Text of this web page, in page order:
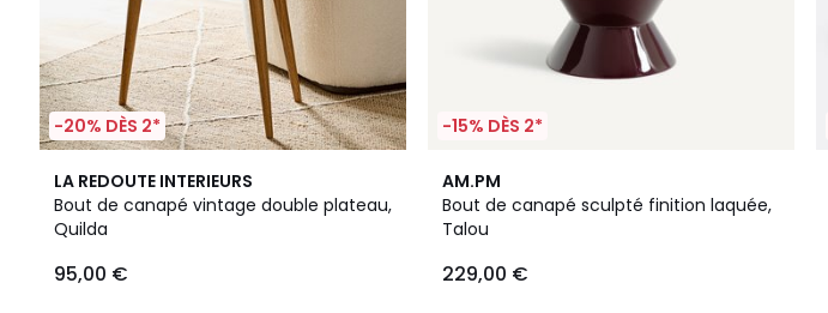
-20% DÈS 2*
LA REDOUTE INTERIEURS
Bout de canapé vintage double plateau,
Quilda
95,00 €
4,6
/ 5
-15% DÈS 2*
AM.PM
Bout de canapé sculpté finition laquée,
Talou
229,00 €
2
Couleurs